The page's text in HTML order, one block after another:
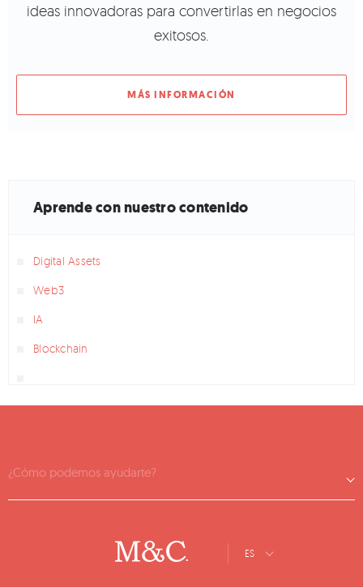
ideas innovadoras para convertirlas en negocios
exitosos.
MÁS INFORMACIÓN
Aprende con nuestro contenido
Digital Assets
Web3
IA
Blockchain
¿Cómo podemos ayudarte?
ES